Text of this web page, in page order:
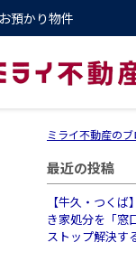
預かり物件
ミライ不動産の
最近の投稿
【牛久・つく
き家処分を「窓
ストップ解決す